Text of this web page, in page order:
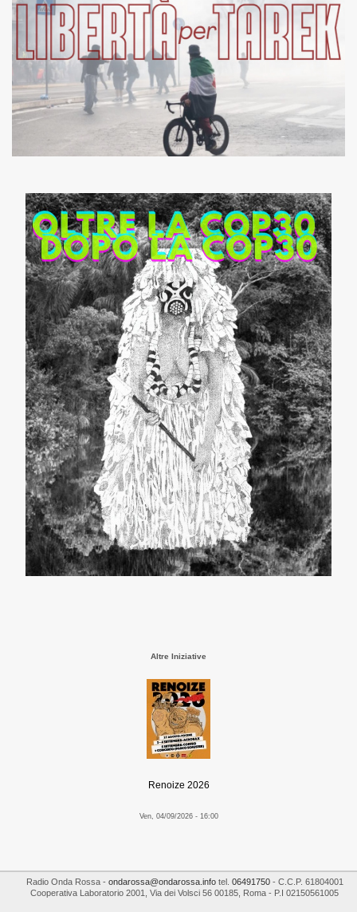
Altre Iniziative
Renoize 2026
Ven, 04/09/2026 - 16:00
Radio Onda Rossa- ondarossa@ondarossa.infotel. 06491750- C.C.P. 61804001
Cooperativa Laboratorio 2001
Via dei Volsci 56 00185 Roma - P.I 02150561005